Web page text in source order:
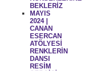
BEKLERİZ
MAYIS
2024 |
CANAN
ESERCAN
ATÖLYESİ
RENKLERİN
DANSI
RESİM